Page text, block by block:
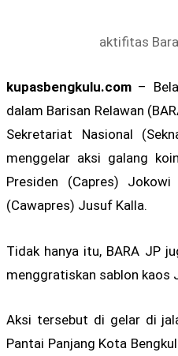
aktifitas
kupasbengkulu.com –
dalam Barisan Relawan
Sekretariat Nasional
menggelar aksi galang
Presiden (Capres)
(Cawapres) Jusuf Kalla.
Tidak hanya itu, BARA JP
menggratiskan sablon kaos
Aksi tersebut di gelar di
Pantai Panjang Kota